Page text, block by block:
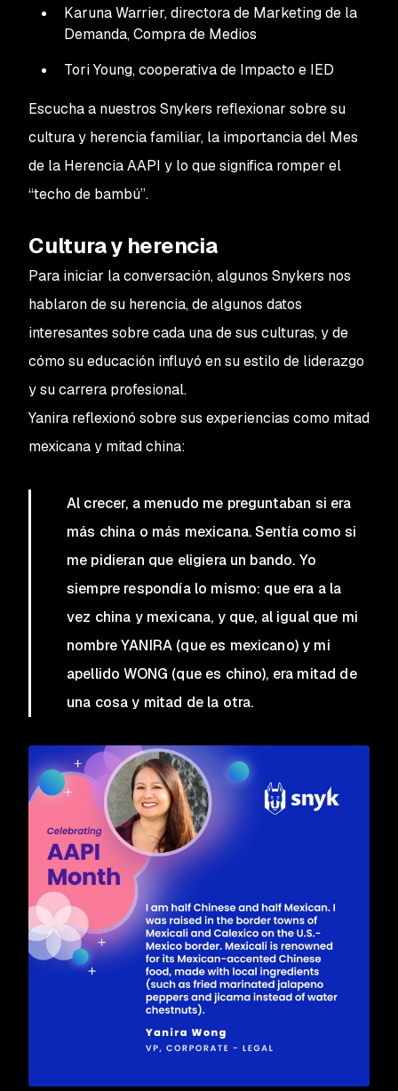
Karuna Warrier, directora de Marketing de la
Demanda, Compra de Medios
Tori Young, cooperativa de Impacto e IED
Escucha a nuestros Snykers reflexionar sobre su
cultura y herencia familiar, la importancia del Mes
de la Herencia AAPI y lo que significa romper el
“techo de bambú”.
Cultura y herencia
Para iniciar la conversación, algunos Snykers nos
hablaron de su herencia, de algunos datos
interesantes sobre cada una de sus culturas, y de
cómo su educación influyó en su estilo de liderazgo
y su carrera profesional.
Yanira reflexionó sobre sus experiencias como mitad
mexicana y mitad china:
Al crecer, a menudo me preguntaban si era
más china o más mexicana. Sentía como si
me pidieran que eligiera un bando. Yo
siempre respondía lo mismo: que era a la
vez china y mexicana, y que, al igual que mi
nombre YANIRA (que es mexicano) y mi
apellido WONG (que es chino), era mitad de
una cosa y mitad de la otra.